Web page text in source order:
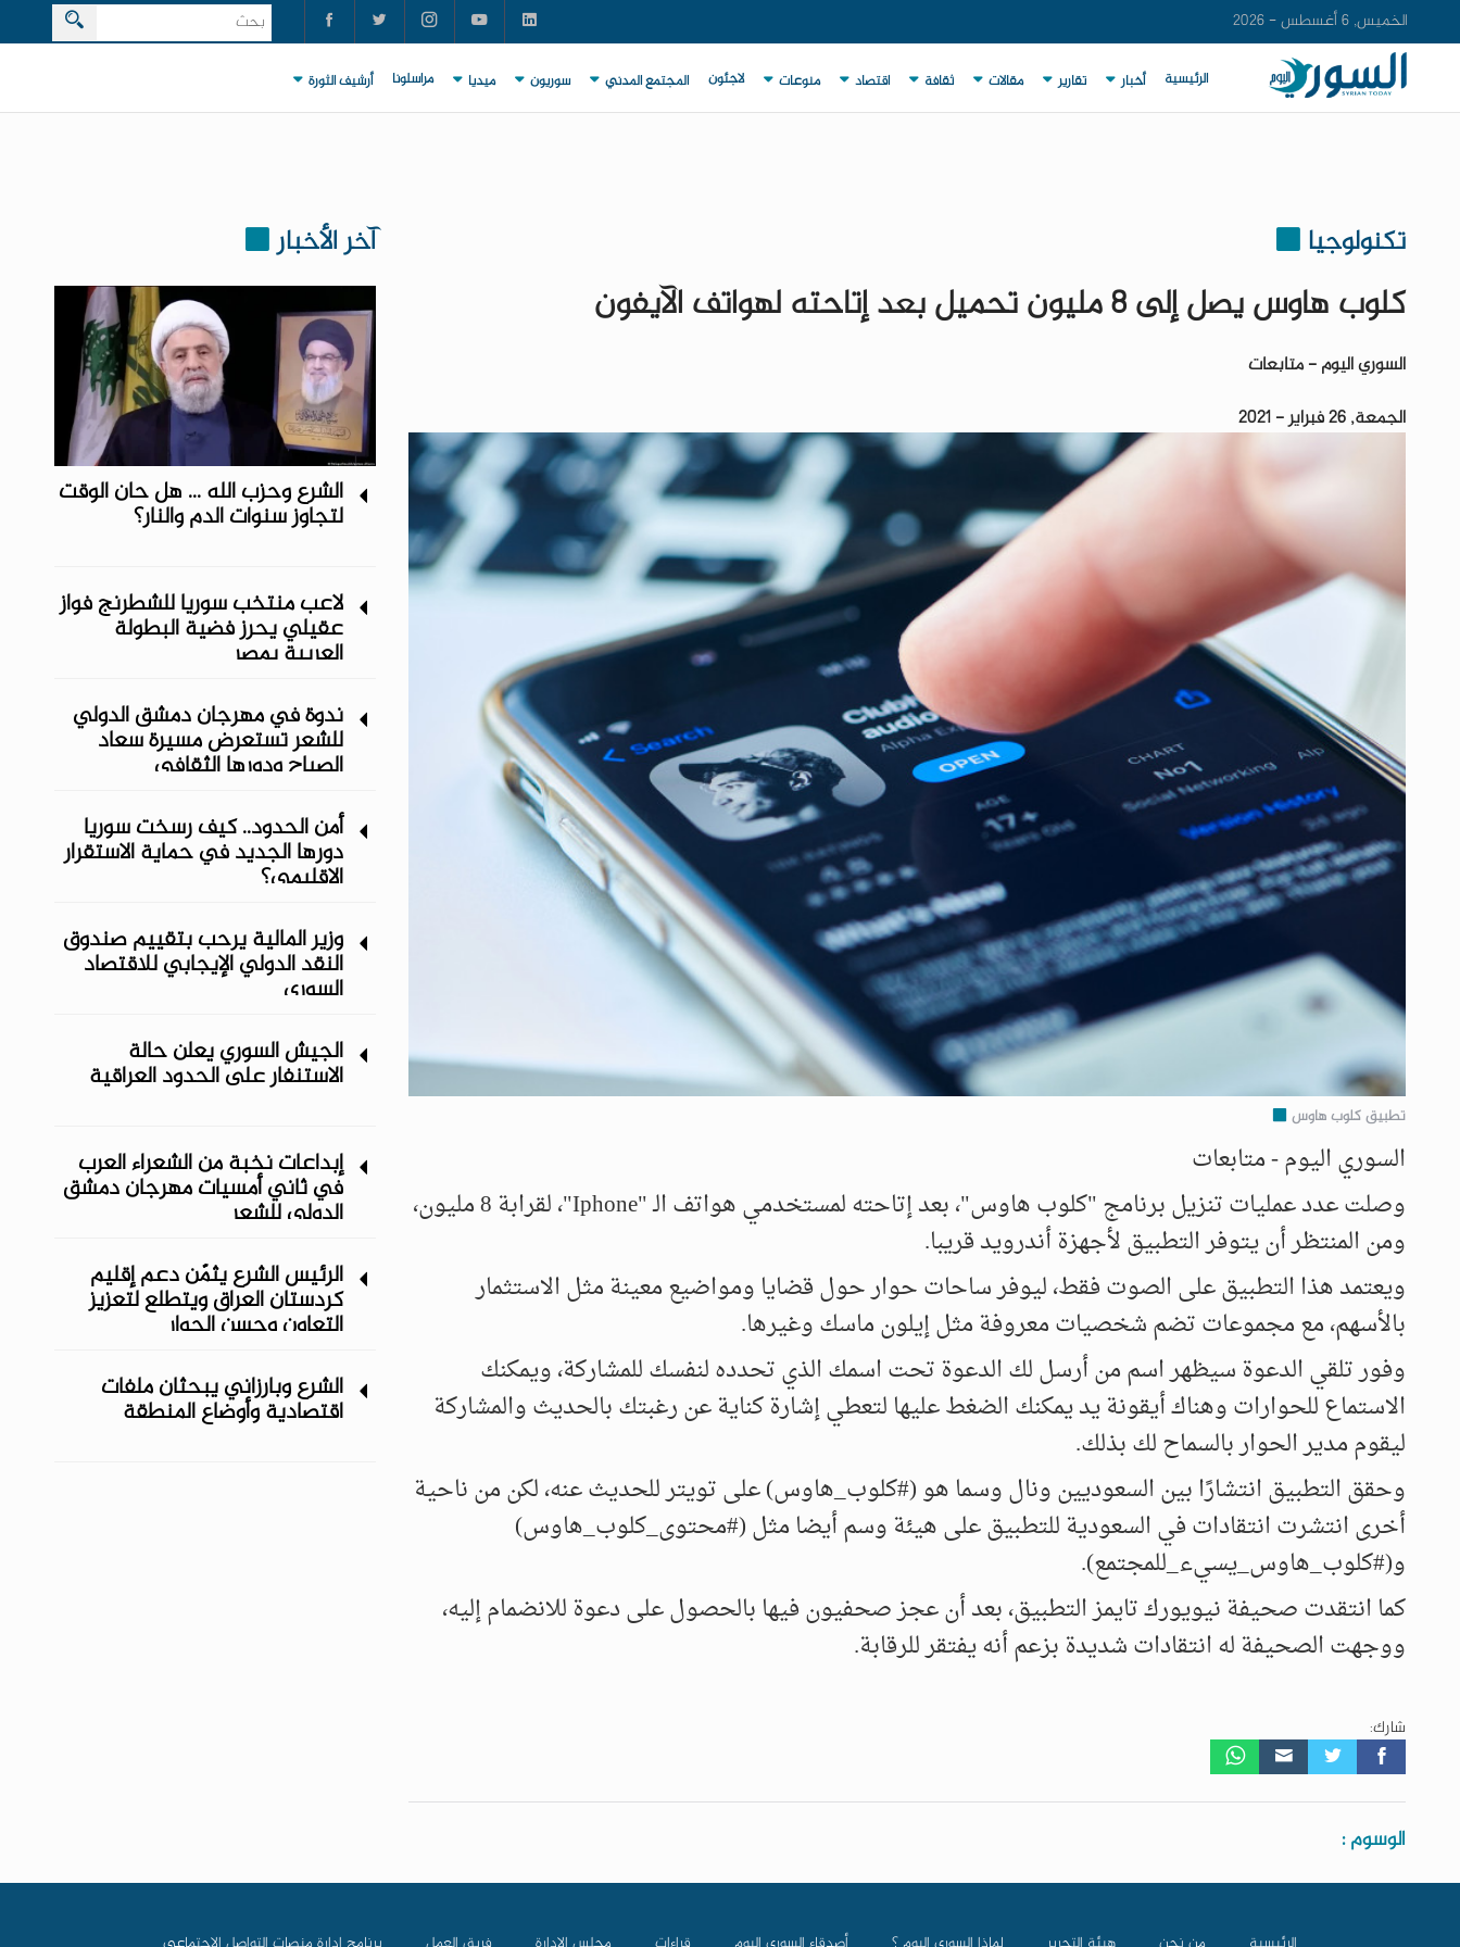
الخميس, 6 أغسطس - 2026
الرئيسية أخبار تقارير مقالات ثقافة اقتصاد منوعات لاجئون المجتمع المدني سوريون ميديا مراسلونا أرشيف الثورة
تكنولوجيا
كلوب هاوس يصل إلى 8 مليون تحميل بعد إتاحته لهواتف الآيفون
السوري اليوم - متابعات
الجمعة, 26 فبراير - 2021
تطبيق كلوب هاوس
السوري اليوم - متابعات
وصلت عدد عمليات تنزيل برنامج "كلوب هاوس"، بعد إتاحته لمستخدمي هواتف الـ "Iphone"، لقرابة 8 مليون،
ومن المنتظر أن يتوفر التطبيق لأجهزة أندرويد قريبا.
ويعتمد هذا التطبيق على الصوت فقط، ليوفر ساحات حوار حول قضايا ومواضيع معينة مثل الاستثمار
بالأسهم، مع مجموعات تضم شخصيات معروفة مثل إيلون ماسك وغيرها.
وفور تلقي الدعوة سيظهر اسم من أرسل لك الدعوة تحت اسمك الذي تحدده لنفسك للمشاركة، ويمكنك
الاستماع للحوارات وهناك أيقونة يد يمكنك الضغط عليها لتعطي إشارة كناية عن رغبتك بالحديث والمشاركة
ليقوم مدير الحوار بالسماح لك بذلك.
وحقق التطبيق انتشارًا بين السعوديين ونال وسما هو (#كلوب_هاوس) على تويتر للحديث عنه، لكن من ناحية
أخرى انتشرت انتقادات في السعودية للتطبيق على هيئة وسم أيضا مثل (#محتوى_كلوب_هاوس)
و(#كلوب_هاوس_يسيء_للمجتمع).
كما انتقدت صحيفة نيويورك تايمز التطبيق، بعد أن عجز صحفيون فيها بالحصول على دعوة للانضمام إليه،
ووجهت الصحيفة له انتقادات شديدة بزعم أنه يفتقر للرقابة.
شارك:
الوسوم :
آخر الأخبار
الشرع وحزب الله ... هل حان الوقت
لتجاوز سنوات الدم والنار؟
لاعب منتخب سوريا للشطرنج فواز
عقيلي يحرز فضية البطولة
العربية بمصر
ندوة في مهرجان دمشق الدولي
للشعر تستعرض مسيرة سعاد
الصباح ودورها الثقافي
أمن الحدود.. كيف رسخت سوريا
دورها الجديد في حماية الاستقرار
الإقليمي؟
وزير المالية يرحب بتقييم صندوق
النقد الدولي الإيجابي للاقتصاد
السوري
الجيش السوري يعلن حالة
الاستنفار على الحدود العراقية
إبداعات نخبة من الشعراء العرب
في ثاني أمسيات مهرجان دمشق
الدولي ‏للشعر
الرئيس الشرع يثمّن دعم إقليم
كردستان العراق ويتطلع لتعزيز
التعاون وحسن الجوار
الشرع وبارزاني يبحثان ملفات
اقتصادية وأوضاع المنطقة